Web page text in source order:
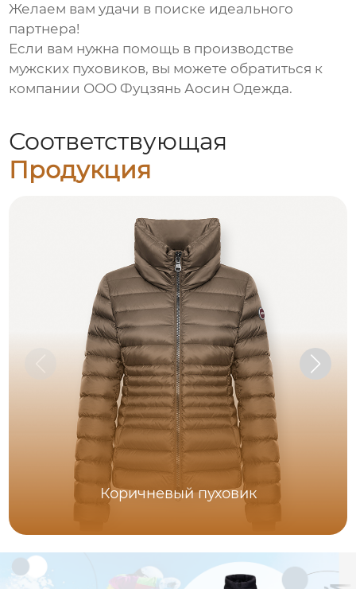
Желаем вам удачи в поиске идеального
партнера!
Если вам нужна помощь в производстве
мужских пуховиков, вы можете обратиться к
компании ООО Фуцзянь Аосин Одежда.
Соответствующая
Продукция
Коричневый пуховик